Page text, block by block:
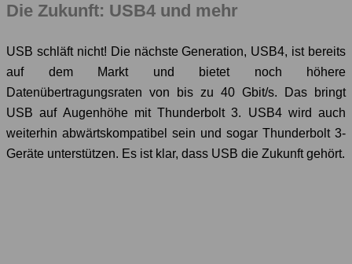
Die Zukunft: USB4 und mehr
USB schläft nicht! Die nächste Generation, USB4, ist bereits
auf dem Markt und bietet noch höhere
Datenübertragungsraten von bis zu 40 Gbit/s. Das bringt
USB auf Augenhöhe mit Thunderbolt 3. USB4 wird auch
weiterhin abwärtskompatibel sein und sogar Thunderbolt 3-
Geräte unterstützen. Es ist klar, dass USB die Zukunft gehört.